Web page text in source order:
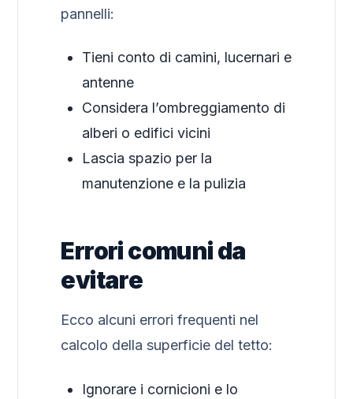
pannelli:
Tieni conto di camini, lucernari e
antenne
Considera l’ombreggiamento di
alberi o edifici vicini
Lascia spazio per la
manutenzione e la pulizia
Errori comuni da
evitare
Ecco alcuni errori frequenti nel
calcolo della superficie del tetto:
Ignorare i cornicioni e lo